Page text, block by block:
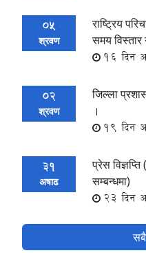
05
श्रवण
राष्ट्रिय
समय विस्तार
16 दिन
02
श्रवण
जिल्ला
।
19 दिन
31
अषाढ
प्रेस
सम्बन्धमा)
23 दिन
सबै